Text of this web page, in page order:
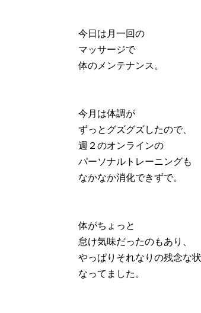
今日は月一回の
マッサージで
体のメンテナンス。
今月は体調が
ずっとグズグズしたので、
週２のオンラインの
パーソナルトレーニングも
なかなか消化できずで。
体がちょっと
怠け気味だったのもあり、
やっぱりそれなりの残念な
なってました。